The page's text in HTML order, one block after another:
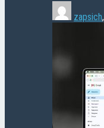
zapsich,